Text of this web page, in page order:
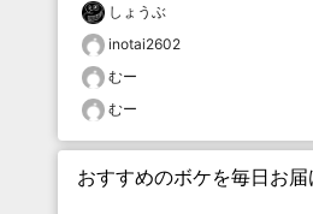
しょうぶ
inotai2602
むー
むー
おすすめのボケを毎日お届